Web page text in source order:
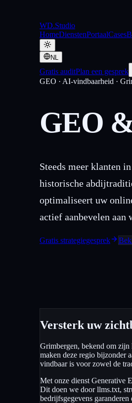
WD.Studio
HomeDienstenPortaalCases
NL
Gratis auditPlan een gesprek
GEO · AI-vindbaarheid ·
GEO
Steeds meer klanten
historische
optimaliseert uw
actief aanbevelen aan
Gratis strategiegesprek
Versterk uw
Grimbergen, bekend om zijn
maken deze regio bijzonder
vindbaar is voor zowel de
Met onze dienst Generative
Dit doen we door llms.txt,
bedrijfsgegevens